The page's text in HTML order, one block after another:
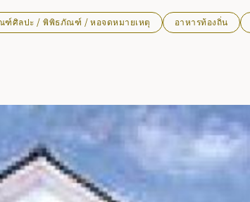
ฑ์ศิลปะ / พิพิธภัณฑ์ / หอจดหมายเหตุ อาหารท้องถิ่น